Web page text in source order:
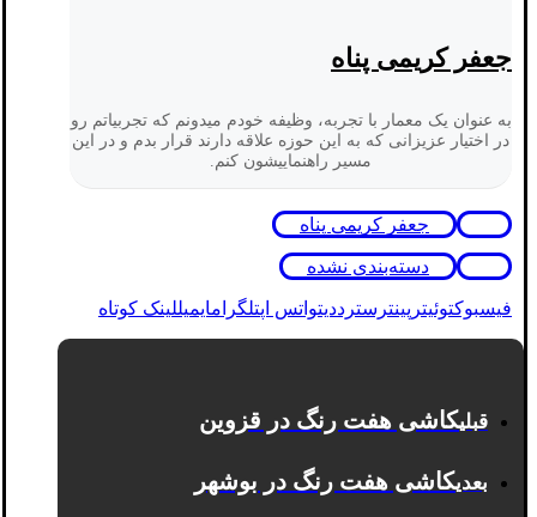
جعفر کریمی پناه
به عنوان یک معمار با تجربه، وظیفه خودم میدونم که تجربیاتم رو
در اختیار عزیزانی که به این حوزه علاقه دارند قرار بدم و در این
مسیر راهنماییشون کنم.
جعفر کریمی پناه
دسته‌بندی نشده
فیسبوکتوئیتر پینترسترددیتواتس اپتلگرامایمیللینک کوتاه
قبلیکاشی هفت رنگ در قزوین
بعدیکاشی هفت رنگ در بوشهر